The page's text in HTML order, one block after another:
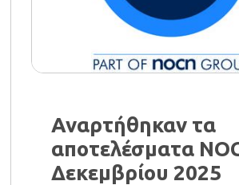
Αναρτήθηκαν τα
αποτελέσματα
Δεκεμβρίου 2025